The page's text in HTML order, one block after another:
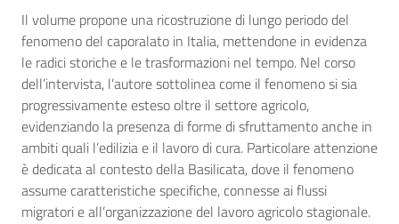
Il volume propone una ricostruzione di lungo periodo del
fenomeno del caporalato in Italia, mettendone in evidenza
le radici storiche e le trasformazioni nel tempo. Nel corso
dell’intervista, l’autore sottolinea come il fenomeno si sia
progressivamente esteso oltre il settore agricolo,
evidenziando la presenza di forme di sfruttamento anche in
ambiti quali l’edilizia e il lavoro di cura. Particolare attenzione
è dedicata al contesto della Basilicata, dove il fenomeno
assume caratteristiche specifiche, connesse ai flussi
migratori e all’organizzazione del lavoro agricolo stagionale.